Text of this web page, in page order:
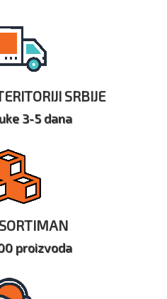
SRBIJE
3-5 dana
proizvoda